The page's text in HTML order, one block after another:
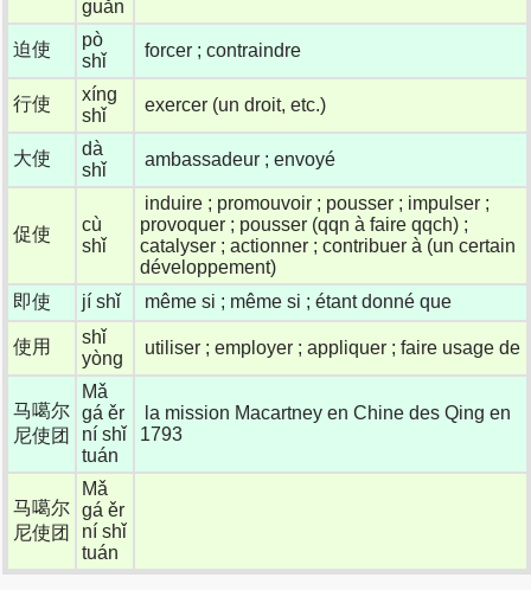
guǎn
迫使
pò
shǐ
forcer ; contraindre
行使
xíng
shǐ
exercer (un droit, etc.)
大使
dà
shǐ
ambassadeur ; envoyé
促使
cù
shǐ
induire ; promouvoir ; pousser ; impulser ;
provoquer ; pousser (qqn à faire qqch) ;
catalyser ; actionner ; contribuer à (un certain
développement)
即使
jí shǐ même si ; même si ; étant donné que
使用
shǐ
yòng
utiliser ; employer ; appliquer ; faire usage de
马噶尔
尼使团
Mǎ
gá ěr
ní shǐ
tuán
la mission Macartney en Chine des Qing en
1793
马噶尔
尼使团
Mǎ
gá ěr
ní shǐ
tuán